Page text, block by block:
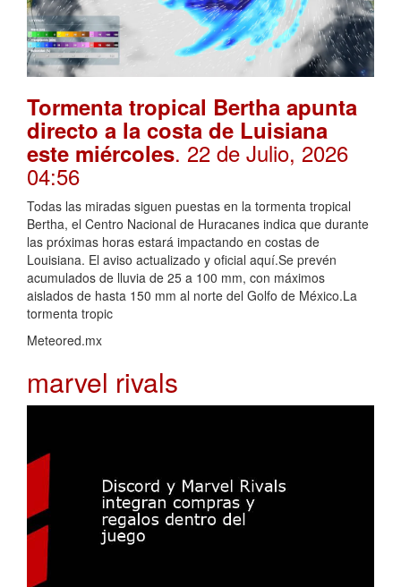
Tormenta tropical Bertha apunta
directo a la costa de Luisiana
este miércoles. 22 de Julio, 2026
04:56
Todas las miradas siguen puestas en la tormenta tropical
Bertha, el Centro Nacional de Huracanes indica que durante
las próximas horas estará impactando en costas de
Louisiana. El aviso actualizado y oficial aquí.Se prevén
acumulados de lluvia de 25 a 100 mm, con máximos
aislados de hasta 150 mm al norte del Golfo de México.La
tormenta tropic
Meteored.mx
marvel rivals